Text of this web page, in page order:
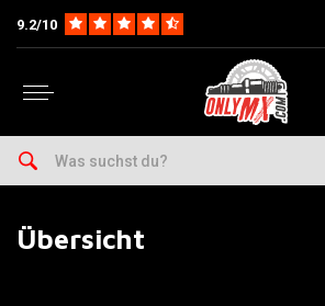
9.2/10
Übersicht